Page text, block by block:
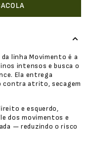
linha Movimento é a
intensos e busca o
Ela entrega
contra atrito, secagem
e esquerdo,
dos movimentos e
— reduzindo o risco